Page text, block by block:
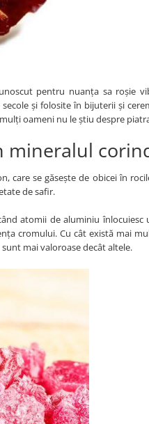
pentru nuanța sa roșie
și folosite în bijuterii și
oameni nu le știu despre
mineralul
care se găsește de obicei în
de safir.
atomii de aluminiu
cromului. Cu cât există mai
mai valoroase decât altele.